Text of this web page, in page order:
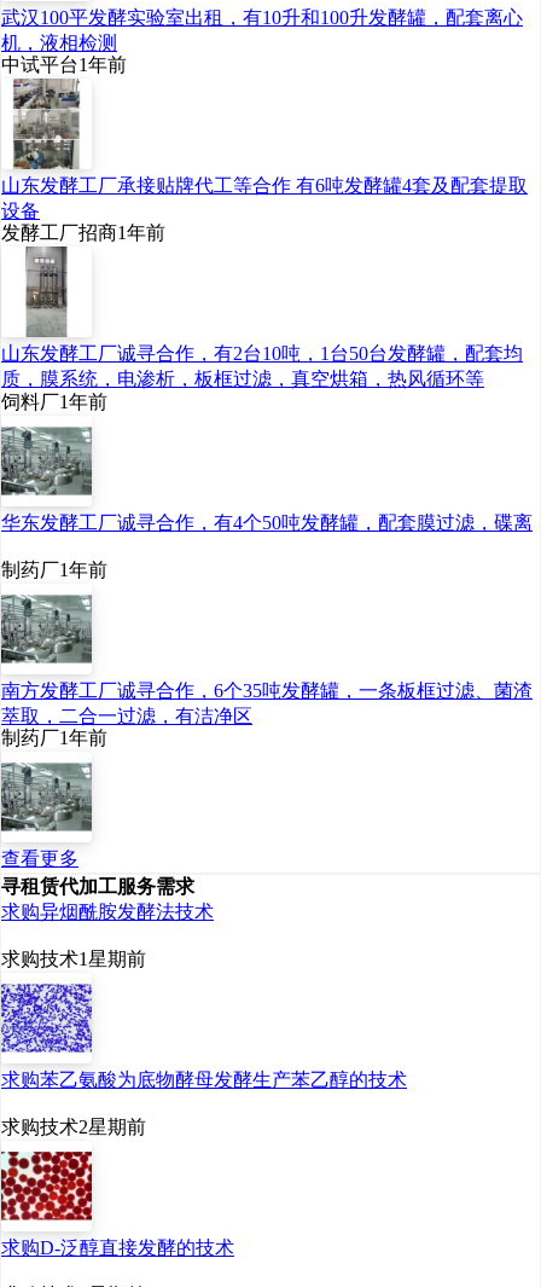
武汉100平发酵实验室出租，有10升和100升发酵罐，配套离心
机，液相检测
中试平台1年前
山东发酵工厂承接贴牌代工等合作 有6吨发酵罐4套及配套提取
设备
发酵工厂招商1年前
山东发酵工厂诚寻合作，有2台10吨，1台50台发酵罐，配套均
质，膜系统，电渗析，板框过滤，真空烘箱，热风循环等
饲料厂1年前
华东发酵工厂诚寻合作，有4个50吨发酵罐，配套膜过滤，碟离
制药厂1年前
南方发酵工厂诚寻合作，6个35吨发酵罐，一条板框过滤、菌渣
萃取，二合一过滤，有洁净区
制药厂1年前
查看更多
寻租赁代加工服务需求
求购异烟酰胺发酵法技术
求购技术1星期前
求购苯乙氨酸为底物酵母发酵生产苯乙醇的技术
求购技术2星期前
求购D-泛醇直接发酵的技术